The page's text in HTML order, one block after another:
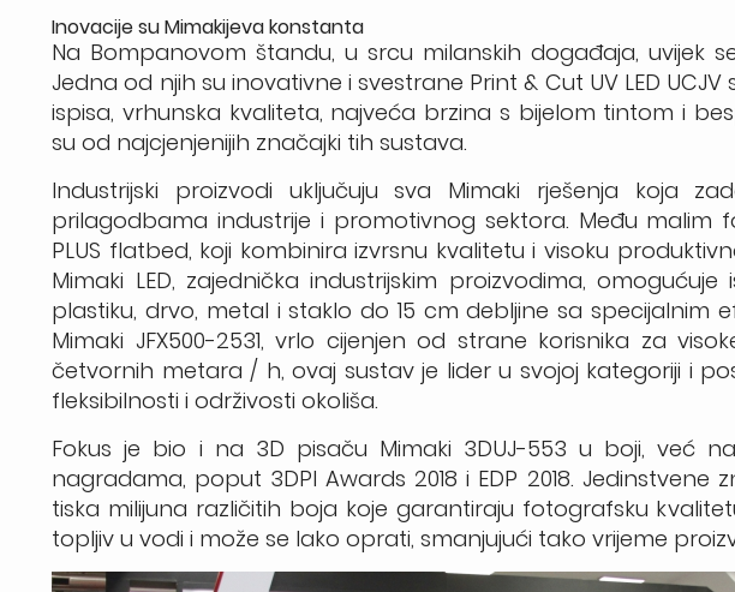
Inovacije su Mimakijeva konstanta
Na Bompanovom štandu, u srcu milanskih događaja, uvijek
Jedna od njih su inovativne i svestrane Print & Cut UV LED
ispisa, vrhunska kvaliteta, najveća brzina s bijelom tintom i
su od najcjenjenijih značajki tih sustava.
Industrijski proizvodi uključuju sva Mimaki rješenja koja
prilagodbama industrije i promotivnog sektora. Među malim
PLUS flatbed, koji kombinira izvrsnu kvalitetu i visoku
Mimaki LED, zajednička industrijskim proizvodima,
plastiku, drvo, metal i staklo do 15 cm debljine sa specijalnim
Mimaki JFX500-2531, vrlo cijenjen od strane korisnika za
četvornih metara / h, ovaj sustav je lider u svojoj kategoriji i
fleksibilnosti i održivosti okoliša.
Fokus je bio i na 3D pisaču Mimaki 3DUJ-553 u boji, već
nagradama, poput 3DPI Awards 2018 i EDP 2018.
tiska milijuna različitih boja koje garantiraju fotografsku
topljiv u vodi i može se lako oprati, smanjujući tako vrijeme